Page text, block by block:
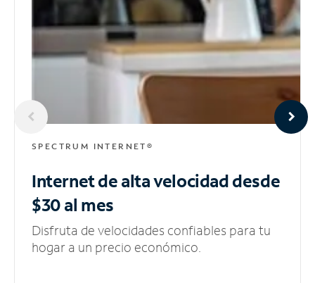
SPECTRUM INTERNET®
Internet de alta velocidaddesde
$30 al mes
Disfruta de velocidades confiables para tu
hogar a un precio económico.